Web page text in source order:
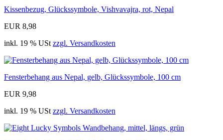
Kissenbezug, Glückssymbole, Vishvavajra, rot, Nepal
EUR 8,98
inkl. 19 % USt zzgl. Versandkosten
Fensterbehang aus Nepal, gelb, Glückssymbole, 100 cm
EUR 9,98
inkl. 19 % USt zzgl. Versandkosten